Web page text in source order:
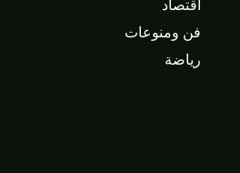
اقتصاد
فن ومنوعات
رياضة